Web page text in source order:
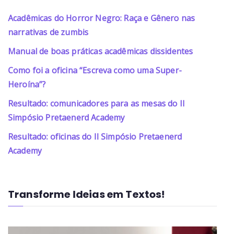
Acadêmicas do Horror Negro: Raça e Gênero nas
narrativas de zumbis
Manual de boas práticas acadêmicas dissidentes
Como foi a oficina “Escreva como uma Super-
Heroína”?
Resultado: comunicadores para as mesas do II
Simpósio Pretaenerd Academy
Resultado: oficinas do II Simpósio Pretaenerd
Academy
Transforme Ideias em Textos!